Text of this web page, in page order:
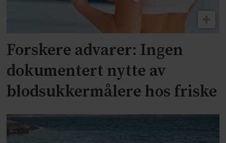
Forskere advarer: Ingen
dokumentert nytte av
blodsukkermålere hos friske